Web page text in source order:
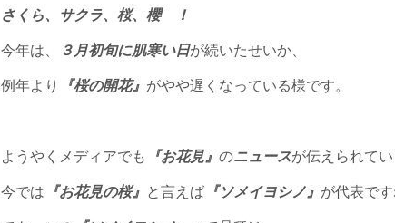
さくら、サクラ、桜、櫻 ！
今年は、 ３月初旬に肌寒い日が続いたせいか、
例年より 『桜の開花』 がやや遅くなっている様です。
ようやくメディアでも 『お花見』 のニュースが伝えられて
今では 『お花見の桜』 と言えば 『ソメイヨシノ』 が代表で